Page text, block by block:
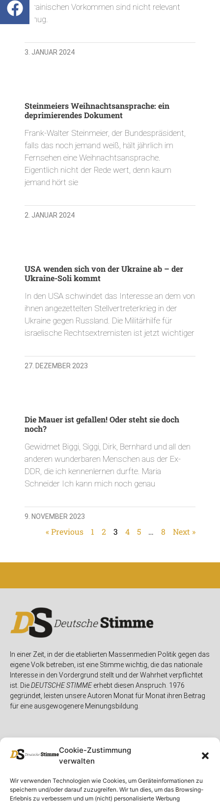
Cookie-Zustimmung
verwalten
Wir verwenden Technologien wie Cookies, um Geräteinformationen zu
speichern und/oder darauf zuzugreifen. Wir tun dies, um das Browsing-
Erlebnis zu verbessern und um (nicht) personalisierte Werbung
ukrainischen Vorkommen sind nicht relevant
genug.
3. JANUAR 2024
Steinmeiers Weihnachtsansprache: ein
deprimierendes Dokument
Frank-Walter Steinmeier, der Bundespräsident,
falls das noch jemand weiß, hält jährlich im
Fernsehen eine Weihnachtsansprache.
Eigentlich nicht der Rede wert, denn kaum
jemand hört sie
2. JANUAR 2024
USA wenden sich von der Ukraine ab – der
Ukraine-Soli kommt
In den USA schwindet das Interesse an dem von
ihnen angezettelten Stellvertreterkrieg in der
Ukraine gegen Russland. Die Militärhilfe für
israelische Rechtsextremisten ist jetzt wichtiger
27. DEZEMBER 2023
Die Mauer ist gefallen! Oder steht sie doch
noch?
Gewidmet Biggi, Siggi, Dirk, Bernhard und all den
anderen wunderbaren Menschen aus der Ex-
DDR, die ich kennenlernen durfte. Maria
Schneider Ich kann mich noch genau
9. NOVEMBER 2023
« Previous 1 2 3 4 5 … 8 Next »
In einer Zeit, in der die etablierten Massenmedien Politik gegen das
eigene Volk betreiben, ist eine Stimme wichtig, die das nationale
Interesse in den Vordergrund stellt und der Wahrheit verpflichtet
ist. DieDEUTSCHE STIMMEerhebt diesen Anspruch. 1976
gegründet, leisten unsere Autoren Monat für Monat ihren Beitrag
für eine ausgewogenere Meinungsbildung.
Unser Magazin
Spenden
Rubriken
Deutschland
Rechtliches
Rechtliche Hinweise